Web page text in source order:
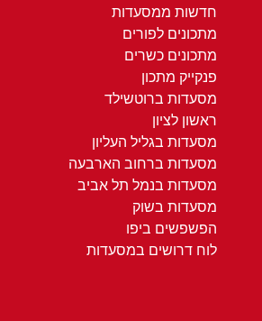
חדשות ממסעדות
מתכונים לפורים
מתכונים כשרים
פנקייק מתכון
מסעדות ברוטשילד
ראשון לציון
מסעדות בגליל העליון
מסעדות ברחוב הארבעה
מסעדות בנמל תל אביב
מסעדות בשוק
הפשפשים ביפו
לוח דרושים במסעדות